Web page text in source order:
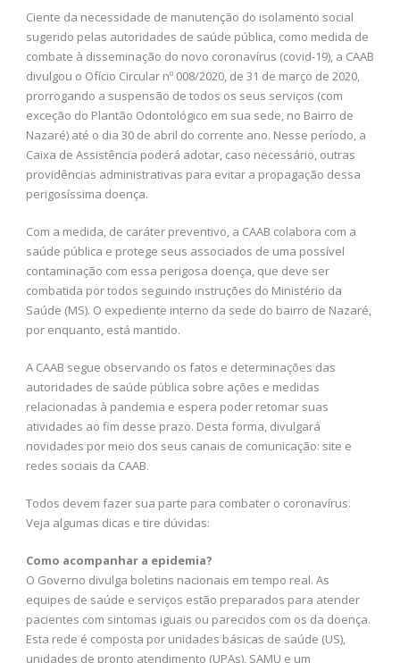
Ciente da necessidade de manutenção do isolamento social
sugerido pelas autoridades de saúde pública, como medida de
combate à disseminação do novo coronavírus (covid-19), a CAAB
divulgou o Ofício Circular nº 008/2020, de 31 de março de 2020,
prorrogando a suspensão de todos os seus serviços (com
exceção do Plantão Odontológico em sua sede, no Bairro de
Nazaré) até o dia 30 de abril do corrente ano. Nesse período, a
Caixa de Assistência poderá adotar, caso necessário, outras
providências administrativas para evitar a propagação dessa
perigosíssima doença.
Com a medida, de caráter preventivo, a CAAB colabora com a
saúde pública e protege seus associados de uma possível
contaminação com essa perigosa doença, que deve ser
combatida por todos seguindo instruções do Ministério da
Saúde (MS). O expediente interno da sede do bairro de Nazaré,
por enquanto, está mantido.
A CAAB segue observando os fatos e determinações das
autoridades de saúde pública sobre ações e medidas
relacionadas à pandemia e espera poder retomar suas
atividades ao fim desse prazo. Desta forma, divulgará
novidades por meio dos seus canais de comunicação: site e
redes sociais da CAAB.
Todos devem fazer sua parte para combater o coronavírus.
Veja algumas dicas e tire dúvidas:
Como acompanhar a epidemia?
O Governo divulga boletins nacionais em tempo real. As
equipes de saúde e serviços estão preparados para atender
pacientes com sintomas iguais ou parecidos com os da doença.
Esta rede é composta por unidades básicas de saúde (US),
unidades de pronto atendimento (UPAs), SAMU e um